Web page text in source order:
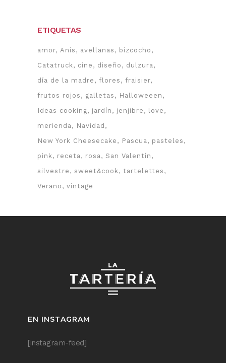
ETIQUETAS
amor Anís avellanas
bizcocho
Catatruck
cine diseño
dulzura
día de la madre
flores
fraisier
frutos rojos
galletas
Halloweeen
Ideas cooking
jardín jenjibre
love
merienda
Navidad
New York Cheesecake
Pascua
pasteles
pink
receta rosa
San Valentín
silvestre
sweet&cook
tartelettes
Verano
vintage
EN INSTAGRAM
[instagram-feed]